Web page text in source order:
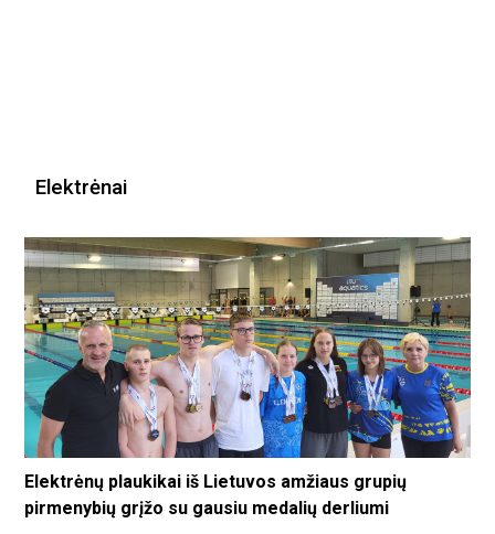
Elektrėnai
Elektrėnų plaukikai iš Lietuvos amžiaus grupių
pirmenybių grįžo su gausiu medalių derliumi